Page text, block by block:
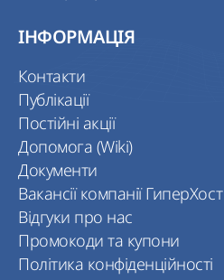
ІНФОРМАЦІЯ
Контакти
Публікації
Постійні акції
Допомога (Wiki)
Документи
Вакансії компанії ГиперХост
Відгуки про нас
Промокоди та купони
Політика конфіденційності